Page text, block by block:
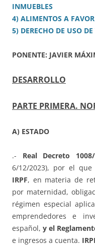
INMUEBLES
4) ALIMENTOS A
5) DERECHO DE USO
PONENTE: JAVIER
DESARROLLO
PARTE PRIMERA.
A) ESTADO
.- Real Decreto 1008/
6/12/2023), por el que
IRPF, en materia de
por maternidad,
régimen especial
emprendedores e
español, y el
e ingresos a cuenta.